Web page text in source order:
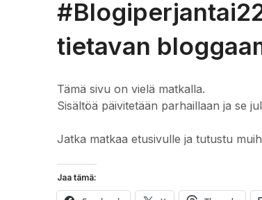
tietavan
Tämä sivu on vielä matkalla.
Sisältöä päivitetään parhaillaan ja se
Jatka matkaa etusivulle ja tutustu
Jaa tämä: